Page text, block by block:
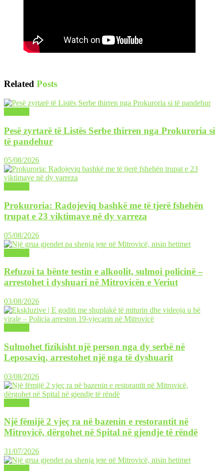
Related Posts
Pesë zyrtarë të Listës Serbe thirren nga Prokuroria si
të pandehur
05/08/2026
Prokuroria: Radojeviq bashkë me të tjerë fshehën
trupat e 23 viktimave në dy varreza
05/08/2026
Refuzoi ta bënte testin e alkoolit, sulmoi policinë –
arrestohet i dyshuari në Mitrovicën e Veriut
03/08/2026
Sulmohet fizikisht një person nga dy serbë në
Leposaviq, arrestohet një nga të dyshuarit
03/08/2026
Një fëmijë 2 vjeç ra në bazenin e restorantit në
Mitrovicë, dërgohet në Spital në gjendje të rëndë
31/07/2026